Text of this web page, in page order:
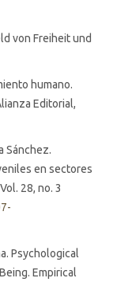
von Freiheit und
humano.
Editorial,
Sánchez.
en sectores
28, no. 3
Psychological
Empirical